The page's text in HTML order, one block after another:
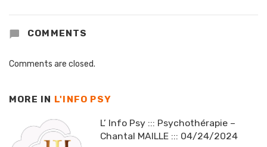
COMMENTS
Comments are closed.
MORE IN L'INFO PSY
L’ Info Psy ::: Psychothérapie –
Chantal MAILLE ::: 04/24/2024